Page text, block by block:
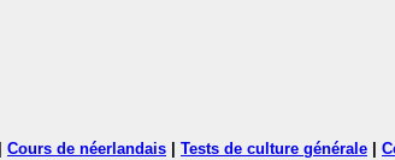
Cours de néerlandais Tests de culture générale